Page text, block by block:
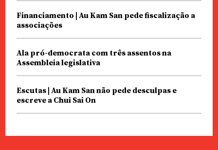
Financiamento | Au Kam San pede fiscalização a
associações
Ala pró-democrata com três assentos na
Assembleia legislativa
Escutas | Au Kam San não pede desculpas e
escreve a Chui Sai On